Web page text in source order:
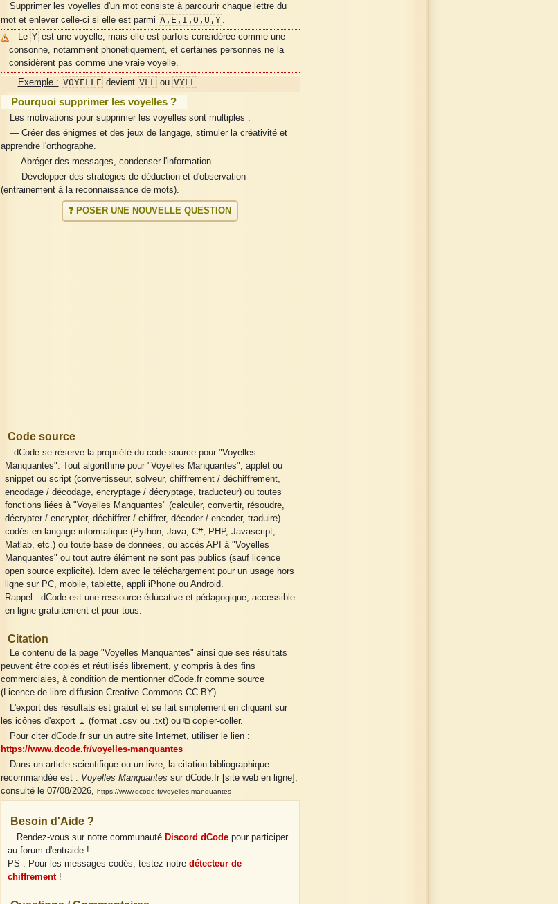
Supprimer les voyelles d'un mot consiste à parcourir chaque lettre du
mot et enlever celle-ci si elle est parmi A,E,I,O,U,Y .
Le Yest une voyelle, mais elle est parfois considérée comme une
consonne, notamment phonétiquement, et certaines personnes ne la
considèrent pas comme une vraie voyelle.
Exemple : VOYELLEdevient VLLou VYLL
Pourquoi supprimer les voyelles ?
Les motivations pour supprimer les voyelles sont multiples :
— Créer des énigmes et des jeux de langage, stimuler la créativité et
apprendre l'orthographe.
— Abréger des messages, condenser l'information.
— Développer des stratégies de déduction et d'observation
(entrainement à la reconnaissance de mots).
❓ POSER UNE NOUVELLE QUESTION
Code source
dCode se réserve la propriété du code source pour "Voyelles
Manquantes". Tout algorithme pour "Voyelles Manquantes", applet ou
snippet ou script (convertisseur, solveur, chiffrement / déchiffrement,
encodage / décodage, encryptage / décryptage, traducteur) ou toutes
fonctions liées à "Voyelles Manquantes" (calculer, convertir, résoudre,
décrypter / encrypter, déchiffrer / chiffrer, décoder / encoder, traduire)
codés en langage informatique (Python, Java, C#, PHP, Javascript,
Matlab, etc.) ou toute base de données, ou accès API à "Voyelles
Manquantes" ou tout autre élément ne sont pas publics (sauf licence
open source explicite). Idem avec le téléchargement pour un usage hors
ligne sur PC, mobile, tablette, appli iPhone ou Android.
Rappel : dCode est une ressource éducative et pédagogique, accessible
en ligne gratuitement et pour tous.
Citation
Le contenu de la page "Voyelles Manquantes" ainsi que ses résultats
peuvent être copiés et réutilisés librement, y compris à des fins
commerciales, à condition de mentionner dCode.fr comme source
(Licence de libre diffusion Creative Commons CC-BY).
L'export des résultats est gratuit et se fait simplement en cliquant sur
les icônes d'export ⤓ (format .csv ou .txt) ou ⧉ copier-coller.
Pour citer dCode.fr sur un autre site Internet, utiliser le lien :
https://www.dcode.fr/voyelles-manquantes
Dans un article scientifique ou un livre, la citation bibliographique
recommandée est : Voyelles Manquantes sur dCode.fr [site web en ligne],
consulté le 07/08/2026, https://www.dcode.fr/voyelles-manquantes
Besoin d'Aide ?
Rendez-vous sur notre communauté Discord dCodepour participer
au forum d'entraide !
PS : Pour les messages codés, testez notredétecteur de
chiffrement!